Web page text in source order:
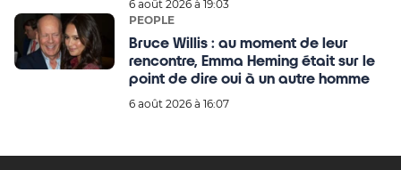
6 août 2026 à 19:03
PEOPLE
Bruce Willis : au moment de leur
rencontre, Emma Heming était sur le
point de dire oui à un autre homme
6 août 2026 à 16:07